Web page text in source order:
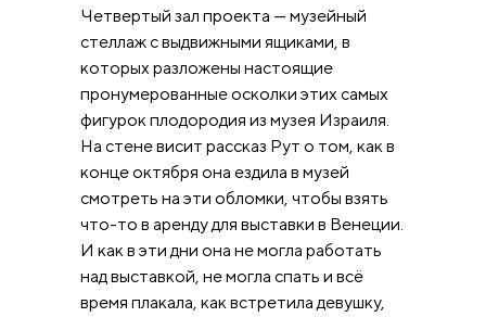
Четвертый зал проекта — музейный
стеллаж с выдвижными ящиками, в
которых разложены настоящие
пронумерованные осколки этих самых
фигурок плодородия из музея Израиля.
На стене висит рассказ Рут о том, как в
конце октября она ездила в музей
смотреть на эти обломки, чтобы взять
что-то в аренду для выставки в Венеции.
И как в эти дни она не могла работать
над выставкой, не могла спать и всё
время плакала, как встретила девушку,